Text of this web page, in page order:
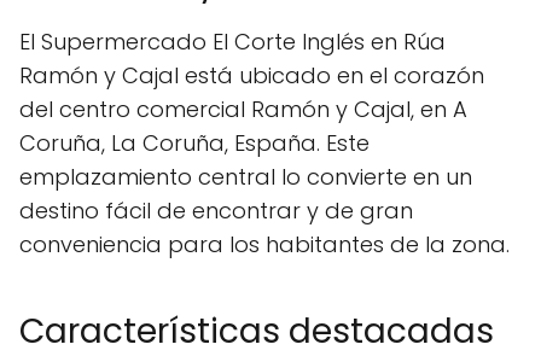
El Supermercado El Corte Inglés en Rúa
Ramón y Cajal está ubicado en el corazón
del centro comercial Ramón y Cajal, en A
Coruña, La Coruña, España. Este
emplazamiento central lo convierte en un
destino fácil de encontrar y de gran
conveniencia para los habitantes de la zona.
Características destacadas